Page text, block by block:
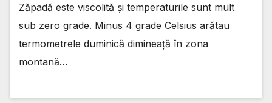
Zăpadă este viscolită și temperaturile sunt mult
sub zero grade. Minus 4 grade Celsius arătau
termometrele duminică dimineață în zona
montană…